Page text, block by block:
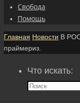
Свобода
Помощь
Главная Новости В
праймериз.
Что искать: